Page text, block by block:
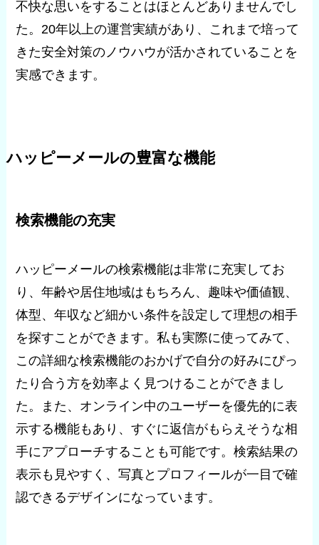
不快な思いをすることはほとんどありませんでし
た。20年以上の運営実績があり、これまで培って
きた安全対策のノウハウが活かされていることを
実感できます。
ハッピーメールの豊富な機能
検索機能の充実
ハッピーメールの検索機能は非常に充実してお
り、年齢や居住地域はもちろん、趣味や価値観、
体型、年収など細かい条件を設定して理想の相手
を探すことができます。私も実際に使ってみて、
この詳細な検索機能のおかげで自分の好みにぴっ
たり合う方を効率よく見つけることができまし
た。また、オンライン中のユーザーを優先的に表
示する機能もあり、すぐに返信がもらえそうな相
手にアプローチすることも可能です。検索結果の
表示も見やすく、写真とプロフィールが一目で確
認できるデザインになっています。